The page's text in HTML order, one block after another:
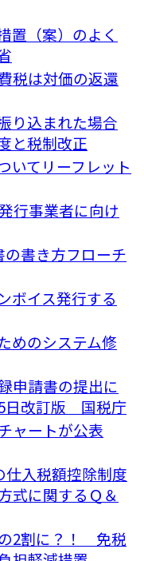
置（案）のよく
税は対価の返還
り込まれた場合
と税制改正
いてリーフレット
行事業者に向け
書き方フローチ
ボイス発行する
めのシステム修
申請書の提出に
日改訂版 国税庁
ャートが公表
入税額控除制度
式に関するＱ＆
2割に？！ 免税